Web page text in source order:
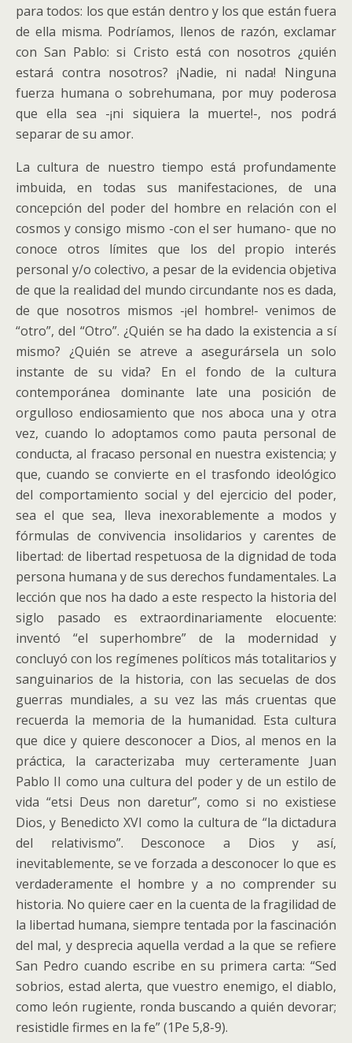
para todos: los que están dentro y los que están fuera
de ella misma. Podríamos, llenos de razón, exclamar
con San Pablo: si Cristo está con nosotros ¿quién
estará contra nosotros? ¡Nadie, ni nada! Ninguna
fuerza humana o sobrehumana, por muy poderosa
que ella sea -¡ni siquiera la muerte!-, nos podrá
separar de su amor.
La cultura de nuestro tiempo está profundamente
imbuida, en todas sus manifestaciones, de una
concepción del poder del hombre en relación con el
cosmos y consigo mismo -con el ser humano- que no
conoce otros límites que los del propio interés
personal y/o colectivo, a pesar de la evidencia objetiva
de que la realidad del mundo circundante nos es dada,
de que nosotros mismos -¡el hombre!- venimos de
“otro”, del “Otro”. ¿Quién se ha dado la existencia a sí
mismo? ¿Quién se atreve a asegurársela un solo
instante de su vida? En el fondo de la cultura
contemporánea dominante late una posición de
orgulloso endiosamiento que nos aboca una y otra
vez, cuando lo adoptamos como pauta personal de
conducta, al fracaso personal en nuestra existencia; y
que, cuando se convierte en el trasfondo ideológico
del comportamiento social y del ejercicio del poder,
sea el que sea, lleva inexorablemente a modos y
fórmulas de convivencia insolidarios y carentes de
libertad: de libertad respetuosa de la dignidad de toda
persona humana y de sus derechos fundamentales. La
lección que nos ha dado a este respecto la historia del
siglo pasado es extraordinariamente elocuente:
inventó “el superhombre” de la modernidad y
concluyó con los regímenes políticos más totalitarios y
sanguinarios de la historia, con las secuelas de dos
guerras mundiales, a su vez las más cruentas que
recuerda la memoria de la humanidad. Esta cultura
que dice y quiere desconocer a Dios, al menos en la
práctica, la caracterizaba muy certeramente Juan
Pablo II como una cultura del poder y de un estilo de
vida “etsi Deus non daretur”, como si no existiese
Dios, y Benedicto XVI como la cultura de “la dictadura
del relativismo”. Desconoce a Dios y así,
inevitablemente, se ve forzada a desconocer lo que es
verdaderamente el hombre y a no comprender su
historia. No quiere caer en la cuenta de la fragilidad de
la libertad humana, siempre tentada por la fascinación
del mal, y desprecia aquella verdad a la que se refiere
San Pedro cuando escribe en su primera carta: “Sed
sobrios, estad alerta, que vuestro enemigo, el diablo,
como león rugiente, ronda buscando a quién devorar;
resistidle firmes en la fe” (1Pe 5,8-9).